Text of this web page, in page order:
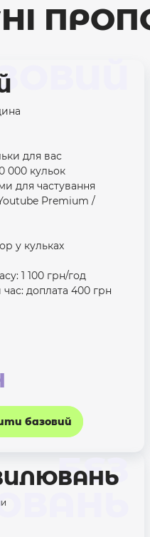
для вас
000 кульок
для частування
Premium /
у кульках
1 100 грн/год
час: доплата 400 грн
базовий
БЕЗ